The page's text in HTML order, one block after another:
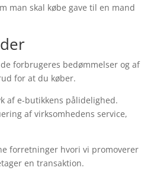
man skal købe gave til en mand
forbrugeres bedømmelser og af
for at du køber.
af e-butikkens pålidelighed.
af virksomhedens service,
forretninger hvori vi promoverer
en transaktion.